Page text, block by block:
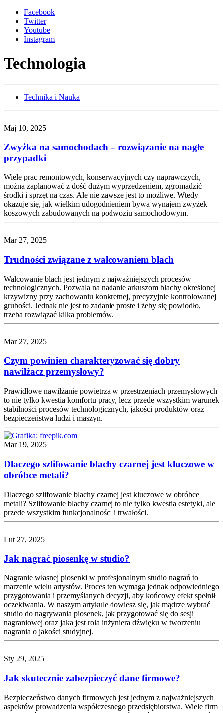
Facebook
Twitter
Youtube
Instagram
Technologia
Technika i Nauka
Maj 10, 2025
Zwyżka na samochodach – rozwiązanie na nagłe
przypadki
Wiele prac remontowych, konserwacyjnych czy naprawczych,
można zaplanować z dość dużym wyprzedzeniem, zgromadzić
środki i sprzęt na czas. Ale nie zawsze jest to możliwe. Wtedy
okazuje się, jak wielkim udogodnieniem bywa wynajem zwyżek
koszowych zabudowanych na podwoziu samochodowym.
Mar 27, 2025
Trudności związane z walcowaniem blach
Walcowanie blach jest jednym z najważniejszych procesów
technologicznych. Pozwala na nadanie arkuszom blachy określonej
krzywizny przy zachowaniu konkretnej, precyzyjnie kontrolowanej
grubości. Jednak nie jest to zadanie proste i żeby się powiodło,
trzeba rozwiązać kilka problemów.
Mar 27, 2025
Czym powinien charakteryzować się dobry
nawilżacz przemysłowy?
Prawidłowe nawilżanie powietrza w przestrzeniach przemysłowych
to nie tylko kwestia komfortu pracy, lecz przede wszystkim warunek
stabilności procesów technologicznych, jakości produktów oraz
bezpieczeństwa ludzi i maszyn.
Mar 19, 2025
Dlaczego szlifowanie blachy czarnej jest kluczowe w
obróbce metali?
Dlaczego szlifowanie blachy czarnej jest kluczowe w obróbce
metali? Szlifowanie blachy czarnej to nie tylko kwestia estetyki, ale
przede wszystkim funkcjonalności i trwałości.
Lut 27, 2025
Jak nagrać piosenkę w studio?
Nagranie własnej piosenki w profesjonalnym studio nagrań to
marzenie wielu artystów. Proces ten wymaga jednak odpowiedniego
przygotowania i przemyślanych decyzji, aby końcowy efekt spełnił
oczekiwania. W naszym artykule dowiesz się, jak mądrze wybrać
studio do nagrywania piosenek, jak przygotować się do sesji
nagraniowej oraz jaka jest rola inżyniera dźwięku w tworzeniu
nagrania o jakości studyjnej.
Sty 29, 2025
Jak skutecznie zabezpieczyć dane firmowe?
Bezpieczeństwo danych firmowych jest jednym z najważniejszych
aspektów prowadzenia współczesnego przedsiębiorstwa. Wiele firm